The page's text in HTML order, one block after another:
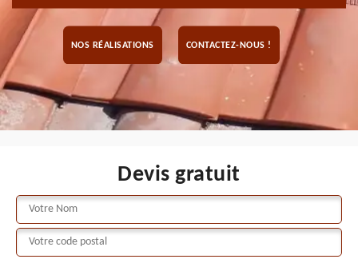
NOS RÉALISATIONS CONTACTEZ-NOUS !
Devis gratuit